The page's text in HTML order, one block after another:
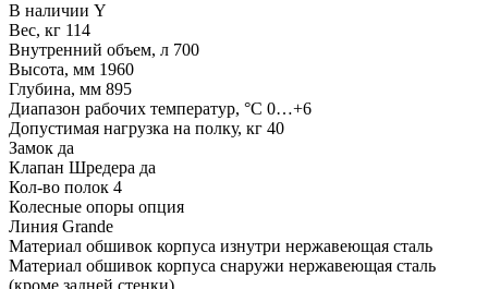
В наличии Y
Вес, кг 114
Внутренний объем, л 700
Высота, мм 1960
Глубина, мм 895
Диапазон рабочих температур, °C 0…+6
Допустимая нагрузка на полку, кг 40
Замок да
Клапан Шредера да
Кол-во полок 4
Колесные опоры опция
Линия Grande
Материал обшивок корпуса изнутри нержавеющая сталь
Материал обшивок корпуса снаружи нержавеющая сталь